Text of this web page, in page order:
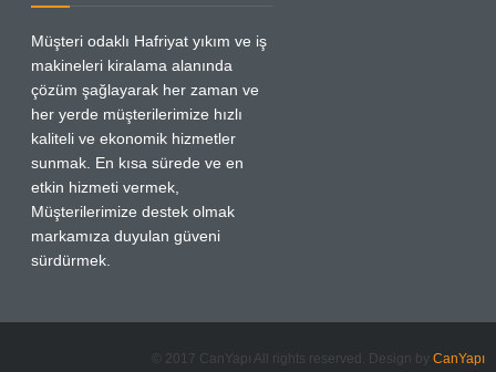
Müşteri odaklı Hafriyat yıkım ve iş
makineleri kiralama alanında
çözüm şağlayarak her zaman ve
her yerde müşterilerimize hızlı
kaliteli ve ekonomik hizmetler
sunmak. En kısa sürede ve en
etkin hizmeti vermek,
Müşterilerimize destek olmak
markamıza duyulan güveni
sürdürmek.
© 2017 CanYapı All rights reserved. Design by CanYapı